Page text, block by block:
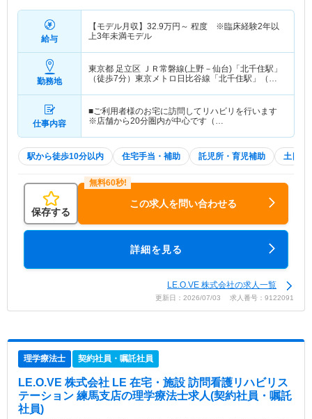
給与
【モデル月収】 32.9万円～ 程度 ※臨床経験2年以
上3年未満モデル
勤務地
東京都 足立区 ＪＲ常磐線(上野－仙台)「北千住駅」
（徒歩7分）東京メトロ日比谷線「北千住駅」（徒
仕事内容
■ご利用者様のお宅に訪問してリハビリを行います
※店舗から20分圏内が中心です（…
駅から徒歩10分以内 住宅手当・補助 託児所・育児補助 土日祝
保存する
この求人を問い合わせる
詳細を見る
LE.O.VE 株式会社の求人一覧
更新日：2026/07/03 求人番号：9122091
理学療法士 契約社員・嘱託社員
LE.O.VE 株式会社 LE 在宅・施設 訪問看護リハビリス
テーション 練馬支店の理学療法士求人(契約社員・嘱託
社員)